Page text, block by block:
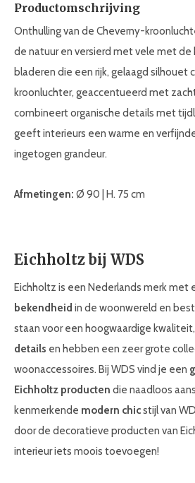
Productomschrijving
Onthulling van de Cheverny-
de natuur en versierd met vele met de
bladeren die een rijk, gelaagd silhouet
kroonluchter, geaccentueerd met
combineert organische details met
geeft interieurs een warme en
ingetogen grandeur.
Afmetingen: Ø 90 | H. 75 cm
Eichholtz bij WDS
Eichholtz is een Nederlands merk met
bekendheid in de woonwereld en
staan voor een hoogwaardige
details en hebben een zeer grote
woonaccessoires. Bij WDS vind je een
Eichholtz producten die naadloos
kenmerkende modern chicstijl van
door de decoratieve producten van
interieur iets moois toevoegen!